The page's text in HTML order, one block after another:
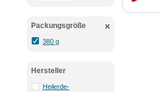
Packungsgröße
380 g
Hersteller
Heilerde-